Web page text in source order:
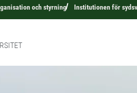
och styrning Institutionen för